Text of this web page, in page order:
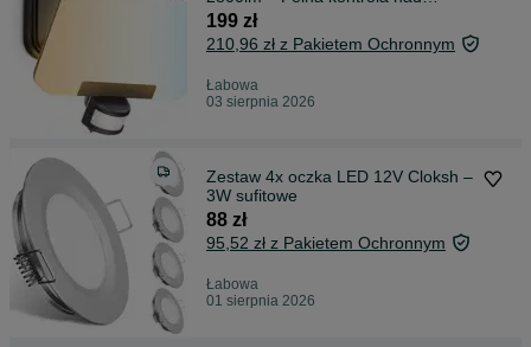
światłem!
199 zł
210,96 zł z Pakietem Ochronnym
Łabowa
03 sierpnia 2026
Zestaw 4x oczka LED 12V Cloksh –
3W sufitowe
88 zł
95,52 zł z Pakietem Ochronnym
Łabowa
01 sierpnia 2026